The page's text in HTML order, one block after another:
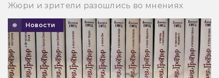
Жюри и зрители разошлись во мнениях
Новости